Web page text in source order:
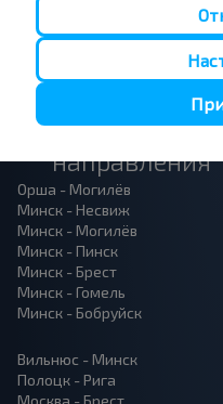
Популярные
направления
Орша - Могилёв
Минск - Несвиж
Минск - Могилёв
Минск - Пинск
Минск - Брест
Минск - Гомель
Минск - Бобруйск
Вильнюс - Минск
Полоцк - Рига